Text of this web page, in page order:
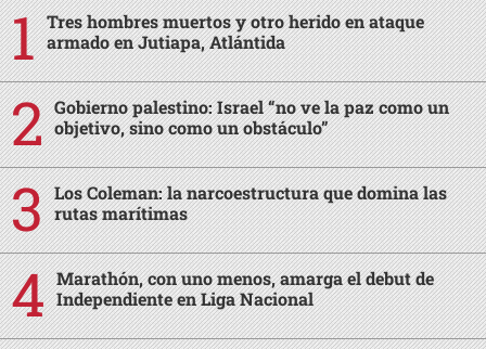
Tres hombres muertos y otro herido en ataque
armado en Jutiapa, Atlántida
Gobierno palestino: Israel “no ve la paz como un
objetivo, sino como un obstáculo”
Los Coleman: la narcoestructura que domina las
rutas marítimas
Marathón, con uno menos, amarga el debut de
Independiente en Liga Nacional